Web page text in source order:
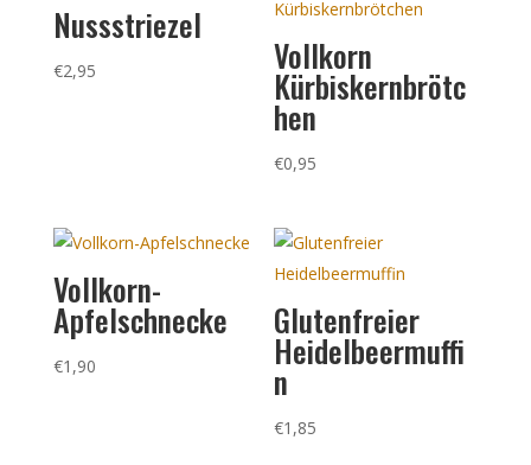
Nussstriezel
€2,95 Vollkorn
Kürbiskernbrötc
hen
€0,95
Vollkorn-
Apfelschnecke
€1,90
Glutenfreier
Heidelbeermuffi
n
€1,85